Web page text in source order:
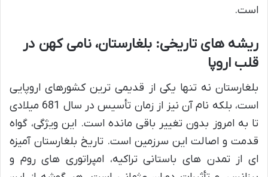
است.
ریشه های تاریخی: بلغارستان، نامی کهن در
قلب اروپا
بلغارستان نه تنها یکی از قدیمی ترین کشورهای اروپایی
است، بلکه نام آن نیز از زمان تأسیس در سال 681 میلادی
تا به امروز بدون تغییر باقی مانده است. این ویژگی، گواه
قدمت و اصالت این سرزمین است. تاریخ بلغارستان آمیزه
ای از تمدن های باستانی تراکیه، امپراتوری های روم و